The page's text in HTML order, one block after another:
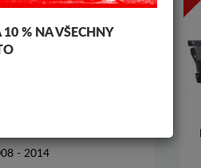
- 2014
% NA VŠECHNY